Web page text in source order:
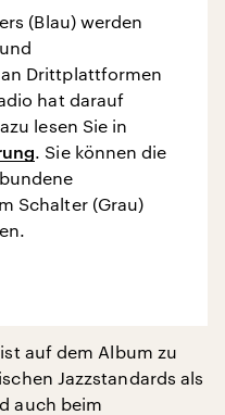
(Blau) werden
Drittplattformen
hat darauf
lesen Sie in
. Sie können die
Schalter (Grau)
auf dem Album zu
Jazzstandards als
auch beim